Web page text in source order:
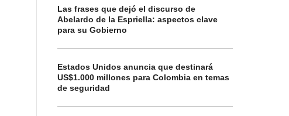
Las frases que dejó el discurso de
Abelardo de la Espriella: aspectos clave
para su Gobierno
Estados Unidos anuncia que destinará
US$1.000 millones para Colombia en temas
de seguridad